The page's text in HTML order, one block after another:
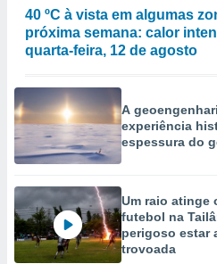
criar
medir
da
medir o
os
de
ou
40 ºC à vista em algumas
próxima semana: calor
quarta-feira, 12 de agosto
A
experiência
espessura do
Um raio atinge
futebol na
perigoso estar
trovoada